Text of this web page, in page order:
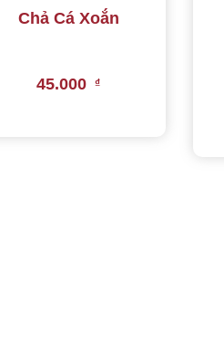
Chả Cá Xoắn
45.000 ₫